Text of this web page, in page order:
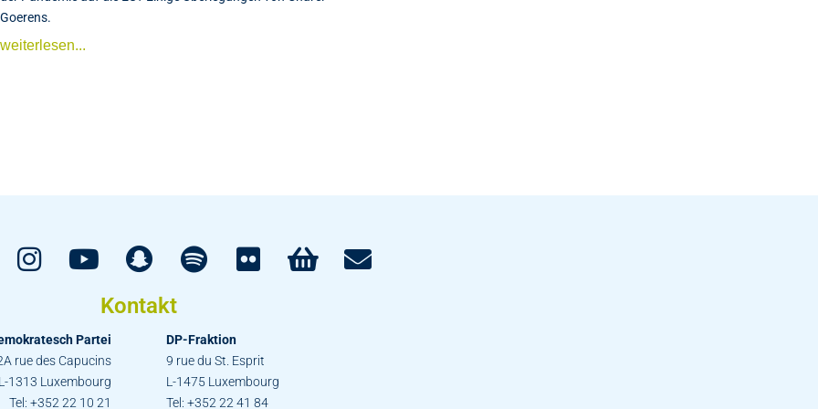
Goerens.
weiterlesen...
Kontakt
Partei
rue des Capucins
1313 Luxembourg
Tel: +352 22 10 21
DP-Fraktion
9 rue du St. Esprit
L-1475 Luxembourg
Tel: +352 22 41 84